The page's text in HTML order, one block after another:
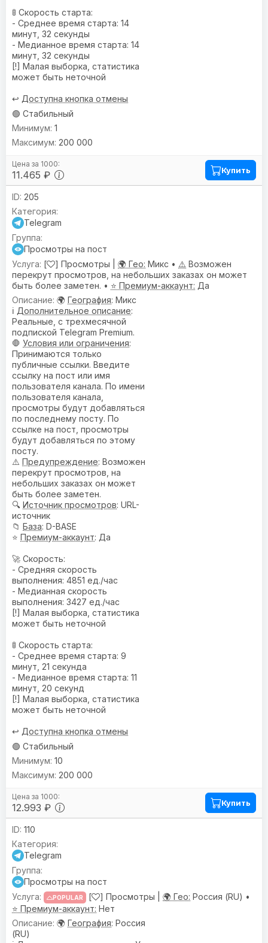
🚦 Скорость старта:
- Среднее время старта: 14
минут, 32 секунды
- Медианное время старта: 14
минут, 32 секунды
[!] Малая выборка, статистика
может быть неточной
↩️ Доступна кнопка отмены
🟢 Стабильный
11.465 ₽
1
200 000
Купить
205
Telegram
Просмотры на пост
[
] Просмотры | 🌍 Гео: Микс • ⚠️ Возможен
перекрут просмотров, на небольших заказах он может
быть более заметен. • ⭐ Премиум-аккаунт: Да
🌍 География: Микс
ℹ️ Дополнительное описание:
Реальные, с трехмесячной
подпиской Telegram Premium.
🛑 Условия или ограничения:
Принимаются только
публичные ссылки. Введите
ссылку на пост или имя
пользователя канала. По имени
пользователя канала,
просмотры будут добавляться
по последнему посту. По
ссылке на пост, просмотры
будут добавляться по этому
посту.
⚠️ Предупреждениe: Возможен
перекрут просмотров, на
небольших заказах он может
быть более заметен.
🔍 Источник просмотров: URL-
источник
📁 База: D-BASE
⭐ Премиум-аккаунт: Да
🚀 Скорость:
- Средняя скорость
выполнения: 4851 ед./час
- Медианная скорость
выполнения: 3427 ед./час
[!] Малая выборка, статистика
может быть неточной
🚦 Скорость старта:
- Среднее время старта: 9
минут, 21 секунда
- Медианное время старта: 11
минут, 20 секунд
[!] Малая выборка, статистика
может быть неточной
↩️ Доступна кнопка отмены
🟢 Стабильный
12.993 ₽
10
200 000
Купить
110
Telegram
Просмотры на пост
POPULAR [ ] Просмотры | 🌍 Гео: Россия (RU) •
⭐ Премиум-аккаунт: Нет
🌍 География: Россия
(RU)